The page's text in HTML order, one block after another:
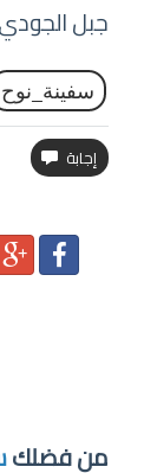
جبل الجودي
سفينة_نوح
من فضلك